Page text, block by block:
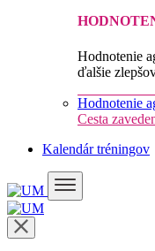
Hodnotenie
ďalšie
Hodnotenie
Cesta
Kalendár tréningov